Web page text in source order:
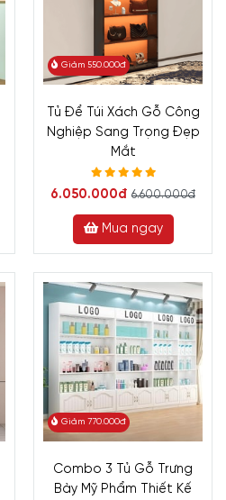
Giảm 550.000đ
Tủ Để Túi Xách Gỗ Công
Nghiệp Sang Trọng Đẹp
Mắt
6.050.000đ 6.600.000đ
Mua ngay
Giảm 770.000đ
Combo 3 Tủ Gỗ Trưng
Bày Mỹ Phẩm Thiết Kế